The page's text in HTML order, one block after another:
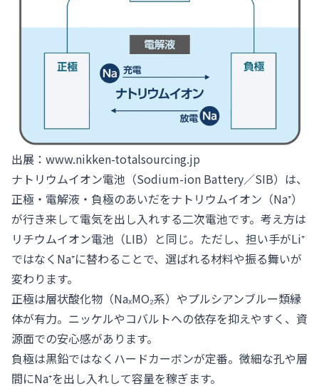
出展： www.nikken-totalsourcing.jp
ナトリウムイオン電池（Sodium-ion Battery／SIB）は、
正極・電解液・負極のあいだをナトリウムイオン（Na⁺）
が行き来して電気を出し入れする二次電池です。考え方は
リチウムイオン電池（LIB）と同じ。ただし、担い手がLi⁺
ではなくNa⁺に替わることで、選ばれる材料や振る舞いが
変わります。
正極は層状酸化物（NaₓMO₂系）やプルシアンブルー類縁
体が有力。ニッケルやコバルトへの依存を抑えやすく、資
源面での安心感があります。
負極は黒鉛ではなくハードカーボンが定番。微細な孔や層
間にNa⁺を出し入れして容量を稼ぎます。